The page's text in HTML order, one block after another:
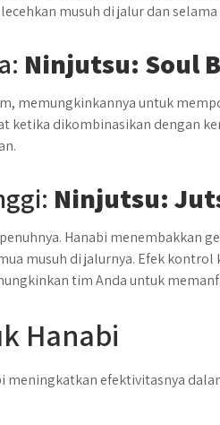
musuh di jalur dan
Ninjutsu: Soul
memungkinkannya untuk
ketika dikombinasikan dengan
Ninjutsu:
Hanabi menembakkan
musuh di jalurnya. Efek
tim Anda untuk
Hanabi
meningkatkan efektivitasnya